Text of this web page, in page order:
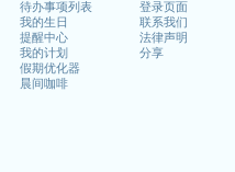
待办事项列表
我的生日
提醒中心
我的计划
假期优化器
晨间咖啡
登录页面
联系我们
法律声明
分享